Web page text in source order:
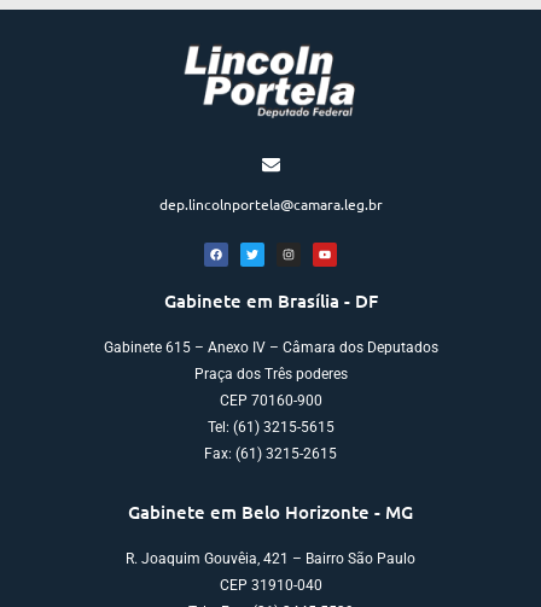
dep.lincolnportela@camara.leg.br
Gabinete em Brasília - DF
Gabinete 615 – Anexo IV – Câmara dos Deputados
Praça dos Três poderes
CEP 70160-900
Tel: (61) 3215-5615
Fax: (61) 3215-2615
Gabinete em Belo Horizonte - MG
R. Joaquim Gouvêia, 421 – Bairro São Paulo
CEP 31910-040